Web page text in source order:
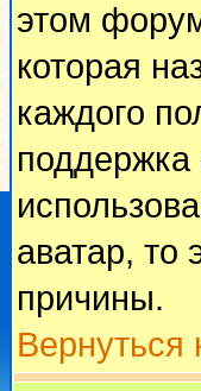
этом
которая
каждого
поддержка
аватар, то
причины.
Вернуться